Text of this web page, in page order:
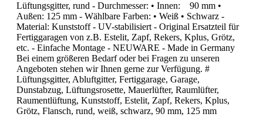
Lüftungsgitter, rund - Durchmesser: • Innen: 90 mm •
Außen: 125 mm - Wählbare Farben: • Weiß • Schwarz -
Material: Kunststoff - UV-stabilisiert - Original Ersatzteil für
Fertiggaragen von z.B. Estelit, Zapf, Rekers, Kplus, Grötz,
etc. - Einfache Montage - NEUWARE - Made in Germany
Bei einem größeren Bedarf oder bei Fragen zu unseren
Angeboten stehen wir Ihnen gerne zur Verfügung. #
Lüftungsgitter, Abluftgitter, Fertiggarage, Garage,
Dunstabzug, Lüftungsrosette, Mauerlüfter, Raumlüfter,
Raumentlüftung, Kunststoff, Estelit, Zapf, Rekers, Kplus,
Grötz, Flansch, rund, weiß, schwarz, 90 mm, 125 mm